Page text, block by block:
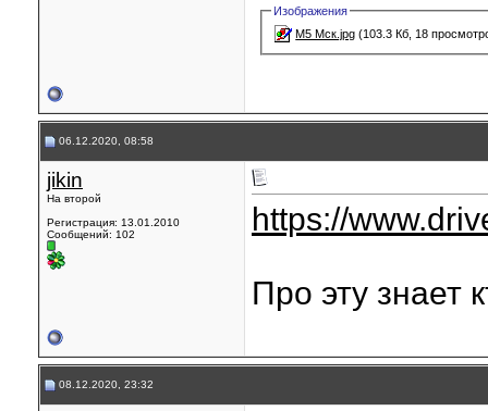
Изображения
M5 Мск.jpg (103.3 Кб, 18
06.12.2020, 08:58
jikin
На второй
Регистрация: 13.01.2010
Сообщений: 102
https://
Про эту знает
08.12.2020, 23:32